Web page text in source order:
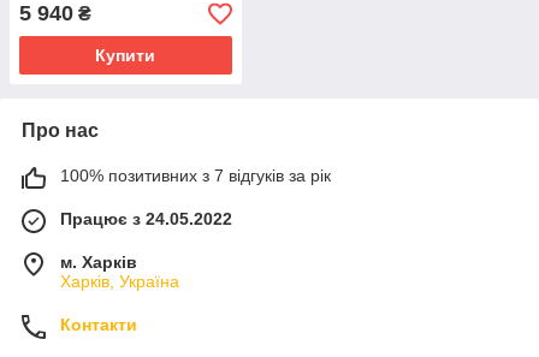
5 940 ₴
Купити
Про нас
100% позитивних з 7 відгуків за рік
Працює з 24.05.2022
м. Харків
Харків, Україна
Контакти